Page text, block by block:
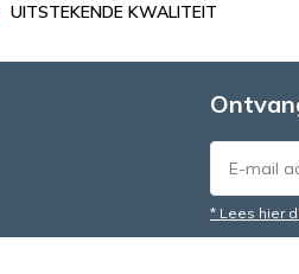
UITSTEKENDE KWALITEIT
* Lees hier